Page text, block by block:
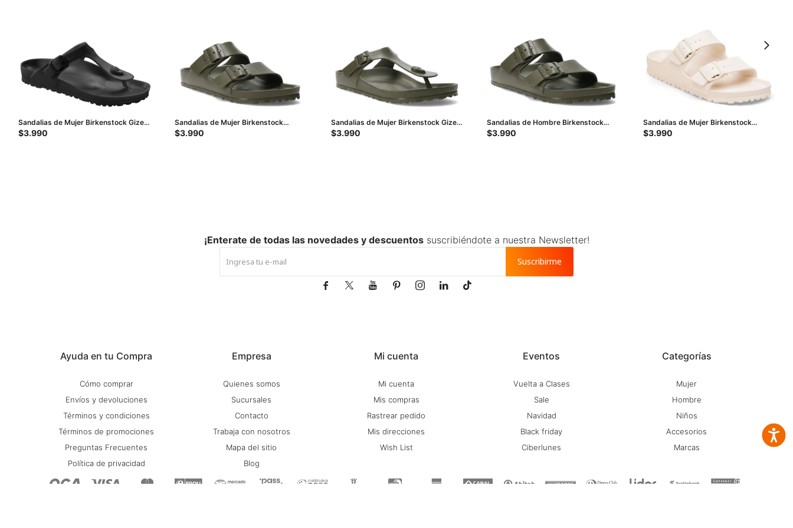
Sandalias de Mujer Birkenstock Gizeh
- Negro
$3.990
Sandalias de Mujer Birkenstock
Arizona - Verde
$3.990
Sandalias de Mujer Birkenstock Gizeh
- Verde
$3.990
Sandalias de Hombre Birkenstock
Arizona - Verde
$3.990
Sandalias de Mujer Birkenstock
Arizona Eva - Beige
$3.990
Ayuda en tu Compra
Cómo comprar
Envíos y devoluciones
Términos y condiciones
Términos de promociones
Preguntas Frecuentes
Política de privacidad
Empresa
Quienes somos
Sucursales
Contacto
Trabaja con nosotros
Mapa del sitio
Blog
Mi cuenta
Mi cuenta
Mis compras
Rastrear pedido
Mis direcciones
Wish List
Eventos
Vuelta a Clases
Sale
Navidad
Black friday
Ciberlunes
Categorías
Mujer
Hombre
Niños
Accesorios
Marcas
¡Enterate de todas las novedades y descuentossuscribiéndote a nuestra Newsletter!
Suscribirme
      